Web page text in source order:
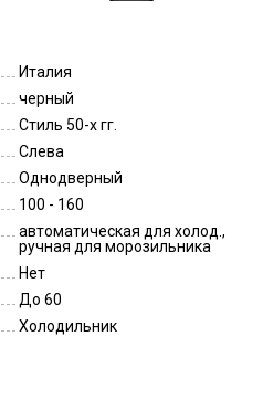
Италия
черный
Стиль 50-х гг.
Слева
Однодверный
100 - 160
автоматическая для холод.,
ручная для морозильника
Нет
До 60
Холодильник